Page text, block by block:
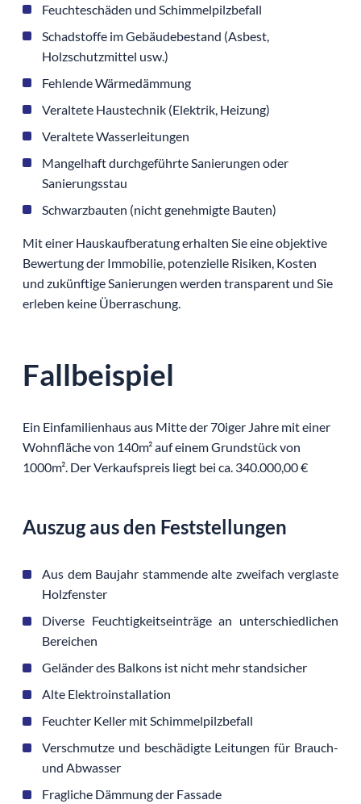
Feuchteschäden und Schimmelpilzbefall
Schadstoffe im Gebäudebestand (Asbest,
Holzschutzmittel usw.)
Fehlende Wärmedämmung
Veraltete Haustechnik (Elektrik, Heizung)
Veraltete Wasserleitungen
Mangelhaft durchgeführte Sanierungen oder
Sanierungsstau
Schwarzbauten (nicht genehmigte Bauten)
Mit einer Hauskaufberatung erhalten Sie eine objektive
Bewertung der Immobilie, potenzielle Risiken, Kosten
und zukünftige Sanierungen werden transparent und Sie
erleben keine Überraschung.
Fallbeispiel
Ein Einfamilienhaus aus Mitte der 70iger Jahre mit einer
Wohnfläche von 140m² auf einem Grundstück von
1000m². Der Verkaufspreis liegt bei ca. 340.000,00 €
Auszug aus den Feststellungen
Aus dem Baujahr stammende alte zweifach verglaste
Holzfenster
Diverse Feuchtigkeitseinträge an unterschiedlichen
Bereichen
Geländer des Balkons ist nicht mehr standsicher
Alte Elektroinstallation
Feuchter Keller mit Schimmelpilzbefall
Verschmutze und beschädigte Leitungen für Brauch-
und Abwasser
Fragliche Dämmung der Fassade